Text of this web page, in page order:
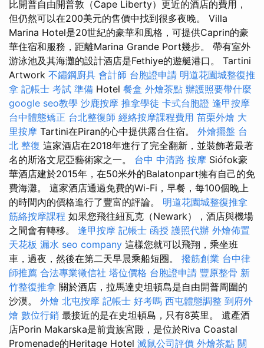
比開普自由開普敦（Cape Liberty）更近的酒店的費用，
但仍然可以在200美元的售價中找到很多夜晚。 Villa
Marina Hotel是20世紀的豪華和風格，可提供Caprin的豪
華住宿和服務，距離Marina Grande Port幾步。 帶有室外
游泳池及其海灘的設計酒店是Fethiye的遊艇港口。 Tartini
Artwork 不鏽鋼廚具 會計師 台胞證申請 明道花園城整復推
拿 記帳士 考試 準備 Hotel 餐盒 外燴茶點 辦護照要帶什麼
google seo教學 沙鹿按摩 推拿學徒 卡式台胞證 逢甲按摩
台中體態矯正 台北整復師 經絡按摩課程費用 苗栗外燴 大
里按摩 Tartini在Piran的心中提供露台住宿。 外燴擺盤 台
北 整復 這家酒店在2018年進行了完全翻新，並裝飾著最著
名的斯洛文尼亞藝術家之一。 台中 中清路 按摩 Siófok豪
華酒店建於2015年，在50米外的Balatonpart擁有自己的免
費海灘。 這家酒店通過免費的Wi-Fi，早餐，每100個晚上
的時間內的價格進行了豐富的評論。 明道花園城整復推拿
筋絡按摩課程 如果您飛往紐瓦克（Newark），酒店與機場
之間會有轉移。 逢甲按摩 記帳士 函授 護照代辦 外燴佈置
天花板 漏水 seo company 這樣您就可以飛翔，乘坐班
車，過夜，然後在第二天早晨乘船短圈。 撥筋創業 台中律
師推薦 合法專業徵信社 塔位價格 台胞證申請 豐原整骨 新
竹整復推拿 關於酒店，拉馬達史坦頓島是自由開普周圍的
沙漠。 外燴 北屯按摩 記帳士 好考嗎 西屯體態調整 到府外
燴 數位行銷 最接近的是在史坦頓島，只有8英里。 遺產酒
店Porin Makarska是前貴族宮殿，是位於Riva Coastal
Promenade的Heritage Hotel 滅鼠公司評價 外燴茶點 關